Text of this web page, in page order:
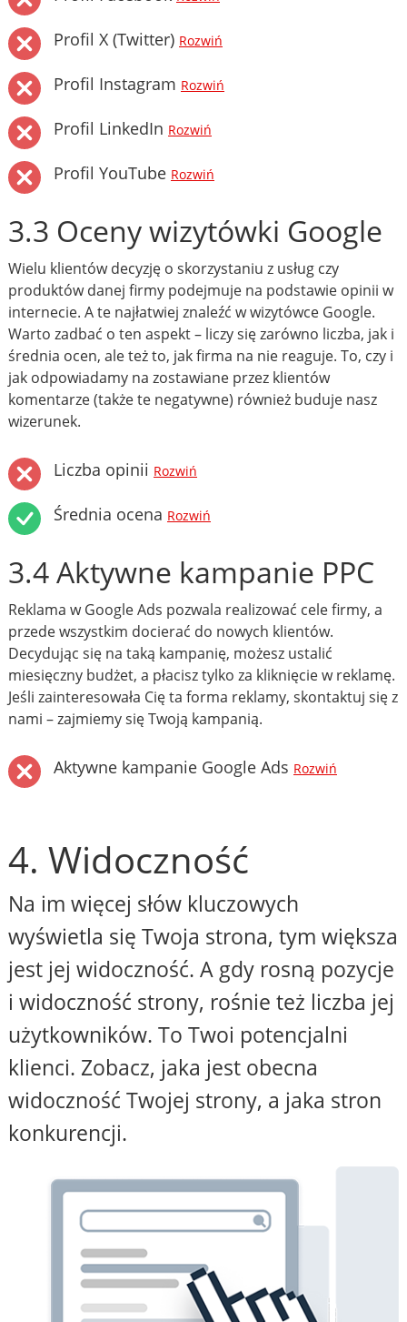
Profil X (Twitter) Rozwiń
Profil Instagram Rozwiń
Profil LinkedIn Rozwiń
Profil YouTube Rozwiń
3.3 Oceny wizytówki Google
Wielu klientów decyzję o skorzystaniu z usług czy
produktów danej firmy podejmuje na podstawie opinii w
internecie. A te najłatwiej znaleźć w wizytówce Google.
Warto zadbać o ten aspekt – liczy się zarówno liczba, jak i
średnia ocen, ale też to, jak firma na nie reaguje. To, czy i
jak odpowiadamy na zostawiane przez klientów
komentarze (także te negatywne) również buduje nasz
wizerunek.
Liczba opinii Rozwiń
Średnia ocena Rozwiń
3.4 Aktywne kampanie PPC
Reklama w Google Ads pozwala realizować cele firmy, a
przede wszystkim docierać do nowych klientów.
Decydując się na taką kampanię, możesz ustalić
miesięczny budżet, a płacisz tylko za kliknięcie w reklamę.
Jeśli zainteresowała Cię ta forma reklamy, skontaktuj się z
nami – zajmiemy się Twoją kampanią.
Aktywne kampanie Google Ads Rozwiń
4. Widoczność
Na im więcej słów kluczowych
wyświetla się Twoja strona, tym większa
jest jej widoczność. A gdy rosną pozycje
i widoczność strony, rośnie też liczba jej
użytkowników. To Twoi potencjalni
klienci. Zobacz, jaka jest obecna
widoczność Twojej strony, a jaka stron
konkurencji.